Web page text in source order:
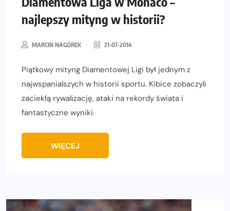
najlepszy mityng w historii?
MARCIN NAGÓREK 21-07-2014
Piątkowy mityng Diamentowej Ligi był jednym z
najwspanialszych w historii sportu. Kibice zobaczyli
zaciekłą rywalizację, ataki na rekordy świata i
fantastyczne wyniki.
WIĘCEJ